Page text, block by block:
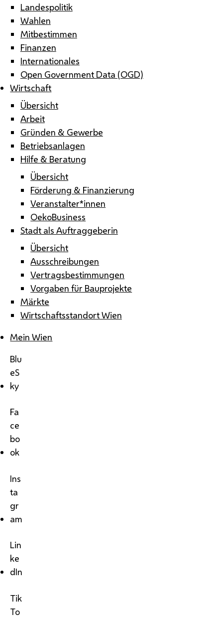
Landespolitik
Wahlen
Mitbestimmen
Finanzen
Internationales
Open Government Data (OGD)
Wirtschaft
Übersicht
Arbeit
Gründen & Gewerbe
Betriebsanlagen
Hilfe & Beratung
Übersicht
Förderung & Finanzierung
Veranstalter*innen
OekoBusiness
Stadt als Auftraggeberin
Übersicht
Ausschreibungen
Vertragsbestimmungen
Vorgaben für Bauprojekte
Märkte
Wirtschaftsstandort Wien
Mein Wien
Blu
eS
ky
Fa
ce
bo
ok
Ins
ta
gr
am
Lin
ke
dIn
Tik
To